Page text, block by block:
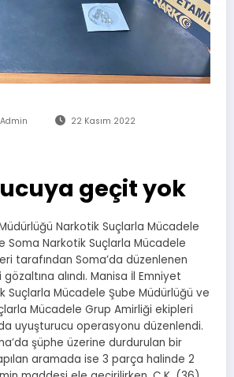
Admin 22 Kasım 2022
geçit yok
Narkotik Suçlarla Mücadele
Soma Narkotik Suçlarla Mücadele
tarafından Soma’da düzenlenen
alındı. Manisa İl Emniyet
Suçlarla Mücadele Şube Müdürlüğü ve
Mücadele Grup Amirliği ekipleri
uyuşturucu operasyonu düzenlendi.
şüphe üzerine durdurulan bir
aramada ise 3 parça halinde 2